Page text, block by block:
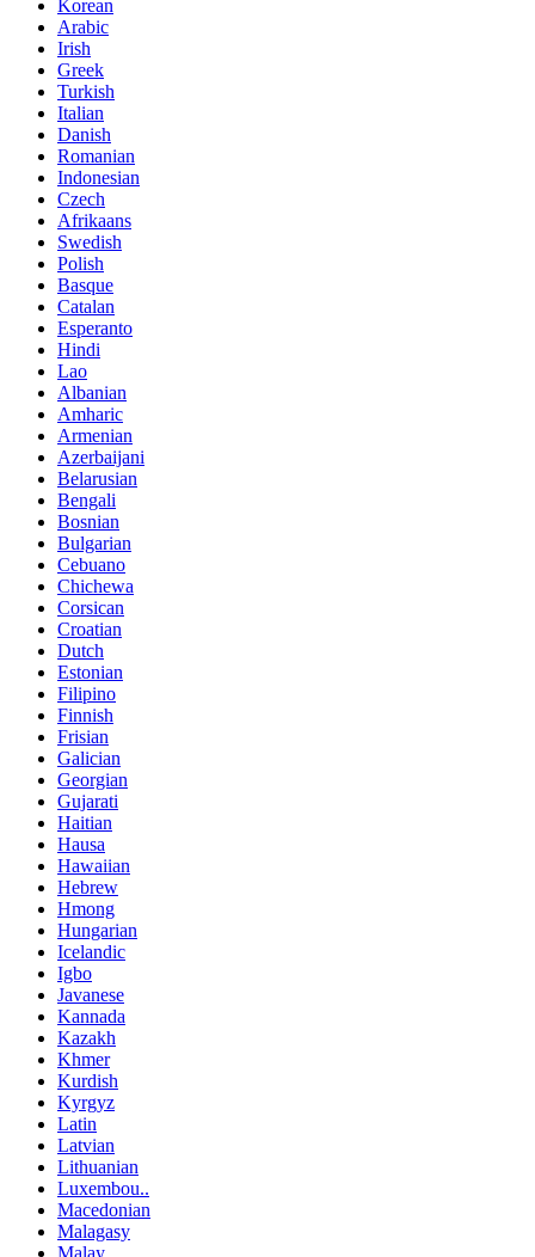
Korean
Arabic
Irish
Greek
Turkish
Italian
Danish
Romanian
Indonesian
Czech
Afrikaans
Swedish
Polish
Basque
Catalan
Esperanto
Hindi
Lao
Albanian
Amharic
Armenian
Azerbaijani
Belarusian
Bengali
Bosnian
Bulgarian
Cebuano
Chichewa
Corsican
Croatian
Dutch
Estonian
Filipino
Finnish
Frisian
Galician
Georgian
Gujarati
Haitian
Hausa
Hawaiian
Hebrew
Hmong
Hungarian
Icelandic
Igbo
Javanese
Kannada
Kazakh
Khmer
Kurdish
Kyrgyz
Latin
Latvian
Lithuanian
Luxembou..
Macedonian
Malagasy